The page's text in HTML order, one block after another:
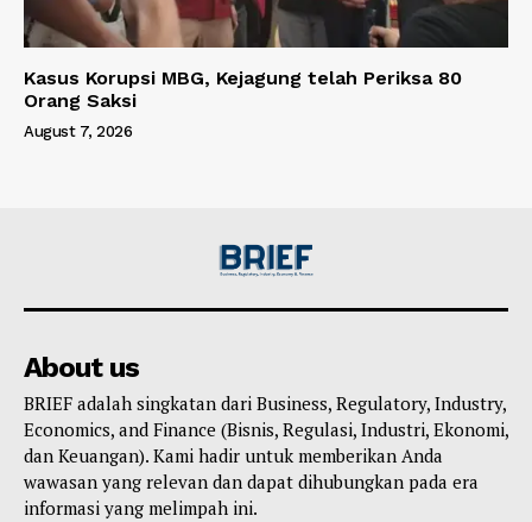
Kasus Korupsi MBG, Kejagung telah Periksa 80
Orang Saksi
August 7, 2026
About us
BRIEF adalah singkatan dari Business, Regulatory, Industry,
Economics, and Finance (Bisnis, Regulasi, Industri, Ekonomi,
dan Keuangan). Kami hadir untuk memberikan Anda
wawasan yang relevan dan dapat dihubungkan pada era
informasi yang melimpah ini.